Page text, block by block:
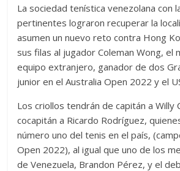
La sociedad tenística venezolana con
pertinentes lograron recuperar la
asumen un nuevo reto contra Hong
sus filas al jugador Coleman Wong, el
equipo extranjero, ganador de dos
junior en el Australia Open 2022 y el
Los criollos tendrán de capitán a Willy
cocapitán a Ricardo Rodríguez,
número uno del tenis en el país,
Open 2022), al igual que uno de los
de Venezuela, Brandon Pérez, y el